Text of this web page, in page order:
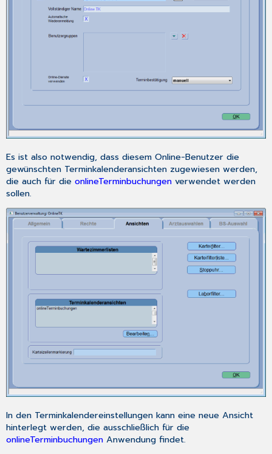
Patienten
anlegen
Es ist also notwendig, dass diesem Online-Benutzer die
gewünschten Terminkalenderansichten zugewiesen werden,
die auch für dieonlineTerminbuchungen verwendet werden
sollen.
In den Terminkalendereinstellungen kann eine neue Ansicht
hinterlegt werden, die ausschließlich für die
onlineTerminbuchungen Anwendung findet.